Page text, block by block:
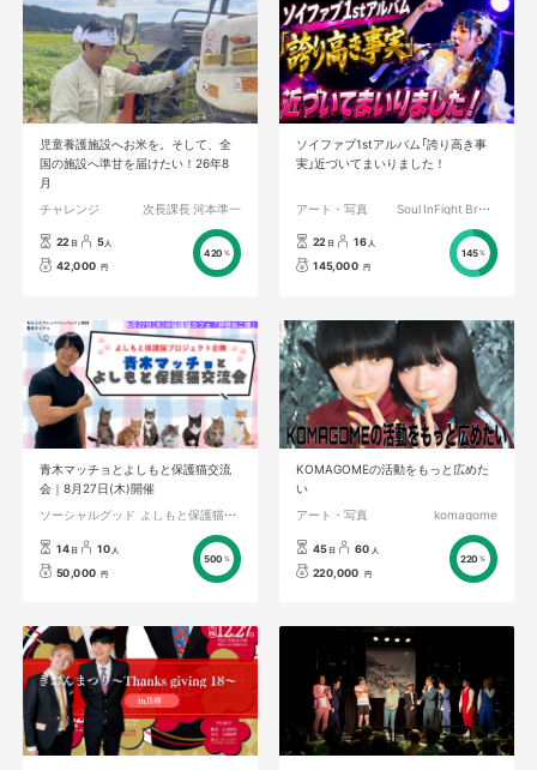
児童養護施設へお米を。そして、全
国の施設へ準甘を届けたい！26年8
月
チャレンジ
次長課長 河本準一
22 日 5人
42,000 円
420 %
ソイファブ1stアルバム「誇り高き事
実」近づいてまいりました！
アート・写真 Soul InFight Brothers
22 日 16 人
145,000 円
145%
青木マッチョとよしもと保護猫交流
会｜8月27日(木)開催
ソーシャルグッド
よしもと保護猫プロジェクト
14 日 10 人
50,000 円
500 %
KOMAGOMEの活動をもっと広めた
い
アート・写真
komagome
45 日 60 人
220,000 円
220 %